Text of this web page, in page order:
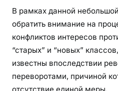
В рамках данной
обратить внимание на
конфликтов интересов
“старых” и “новых”
известны впоследствии
переворотами, причиной